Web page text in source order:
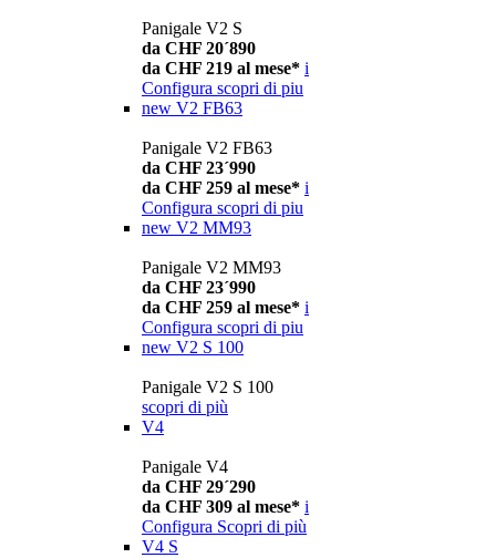
Panigale V2 S
da CHF 20´890
da CHF 219 al mese* i
Configura scopri di piu
new V2 FB63
Panigale V2 FB63
da CHF 23´990
da CHF 259 al mese* i
Configura scopri di piu
new V2 MM93
Panigale V2 MM93
da CHF 23´990
da CHF 259 al mese* i
Configura scopri di piu
new V2 S 100
Panigale V2 S 100
scopri di più
V4
Panigale V4
da CHF 29´290
da CHF 309 al mese* i
Configura Scopri di più
V4 S